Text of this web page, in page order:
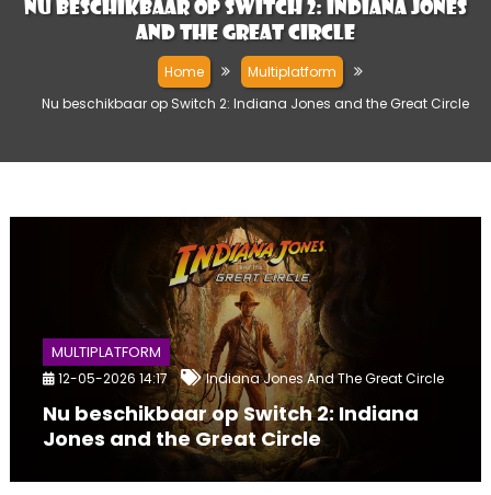
Nu beschikbaar op Switch 2: Indiana Jones
and the Great Circle
Home
Multiplatform
Nu beschikbaar op Switch 2: Indiana Jones and the Great Circle
MULTIPLATFORM
12-05-2026 14:17 Indiana Jones And The Great Circle
Nu beschikbaar op Switch 2: Indiana
Jones and the Great Circle